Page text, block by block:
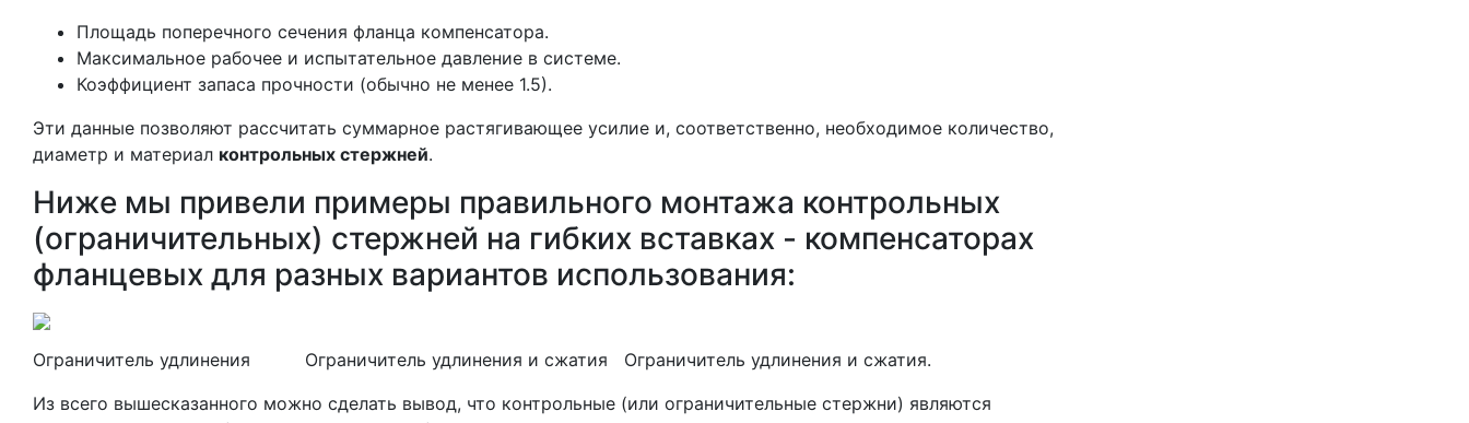
Площадь поперечного сечения фланца компенсатора.
Максимальное рабочее и испытательное давление в системе.
Коэффициент запаса прочности (обычно не менее 1.5).
Эти данные позволяют рассчитать суммарное растягивающее усилие и, соответственно, необходимое количество,
диаметр и материал контрольных стержней.
Ниже мы привели примеры правильного монтажа контрольных
(ограничительных) стержней на гибких вставках - компенсаторах
фланцевых для разных вариантов использования:
Ограничитель удлинения Ограничитель удлинения и сжатия Ограничитель удлинения и сжатия.
Из всего вышесказанного можно сделать вывод, что контрольные (или ограничительные стержни) являются